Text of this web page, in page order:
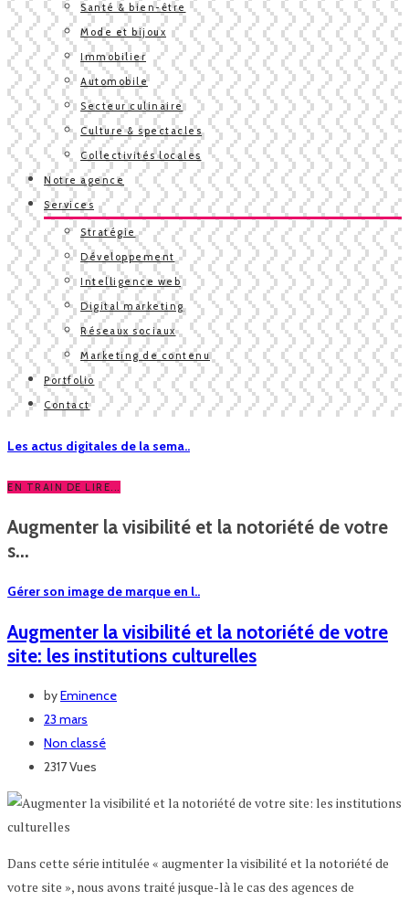
Santé & bien-être
Mode et bijoux
Immobilier
Automobile
Secteur culinaire
Culture & spectacles
Collectivités locales
Notre agence
Services
Stratégie
Développement
Intelligence web
Digital marketing
Réseaux sociaux
Marketing de contenu
Portfolio
Contact
Les actus digitales de la sema..
EN TRAIN DE LIRE...
Augmenter la visibilité et la notoriété de votre
s...
Gérer son image de marque en l..
Augmenter la visibilité et la notoriété de votre
site: les institutions culturelles
byEminence
23 mars
Non classé
2317 Vues
Dans cette série intitulée « augmenter la visibilité et la notoriété de
votre site », nous avons traité jusque-là le cas des agences de